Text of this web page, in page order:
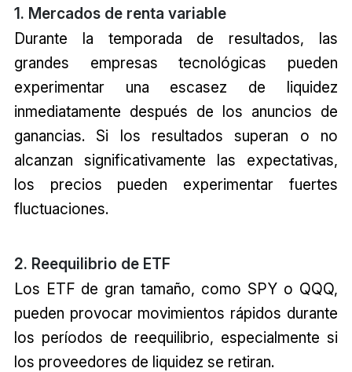
1. Mercados de renta variable
Durante la temporada de resultados, las
grandes empresas tecnológicas pueden
experimentar una escasez de liquidez
inmediatamente después de los anuncios de
ganancias. Si los resultados superan o no
alcanzan significativamente las expectativas,
los precios pueden experimentar fuertes
fluctuaciones.
2. Reequilibrio de ETF
Los ETF de gran tamaño, como SPY o QQQ,
pueden provocar movimientos rápidos durante
los períodos de reequilibrio, especialmente si
los proveedores de liquidez se retiran.